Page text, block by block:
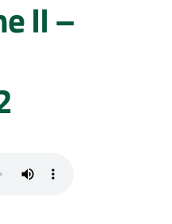
II –